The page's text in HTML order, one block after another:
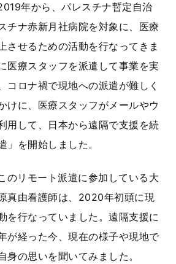
年から、パレスチナ暫定自治
チナ赤新月社病院を対象に、医療
させるための活動を行なってきま
医療スタッフを派遣して事業を実
コロナ禍で現地への派遣が難しく
けに、医療スタッフがメールやウ
用して、日本から遠隔で支援を続
」を開始しました。
のリモート派遣に参加している大
真由看護師は、 2020年初頭に現
を行なっていました。遠隔支援に
が経った今、現在の様子や現地で
身の思いを聞いてみました。